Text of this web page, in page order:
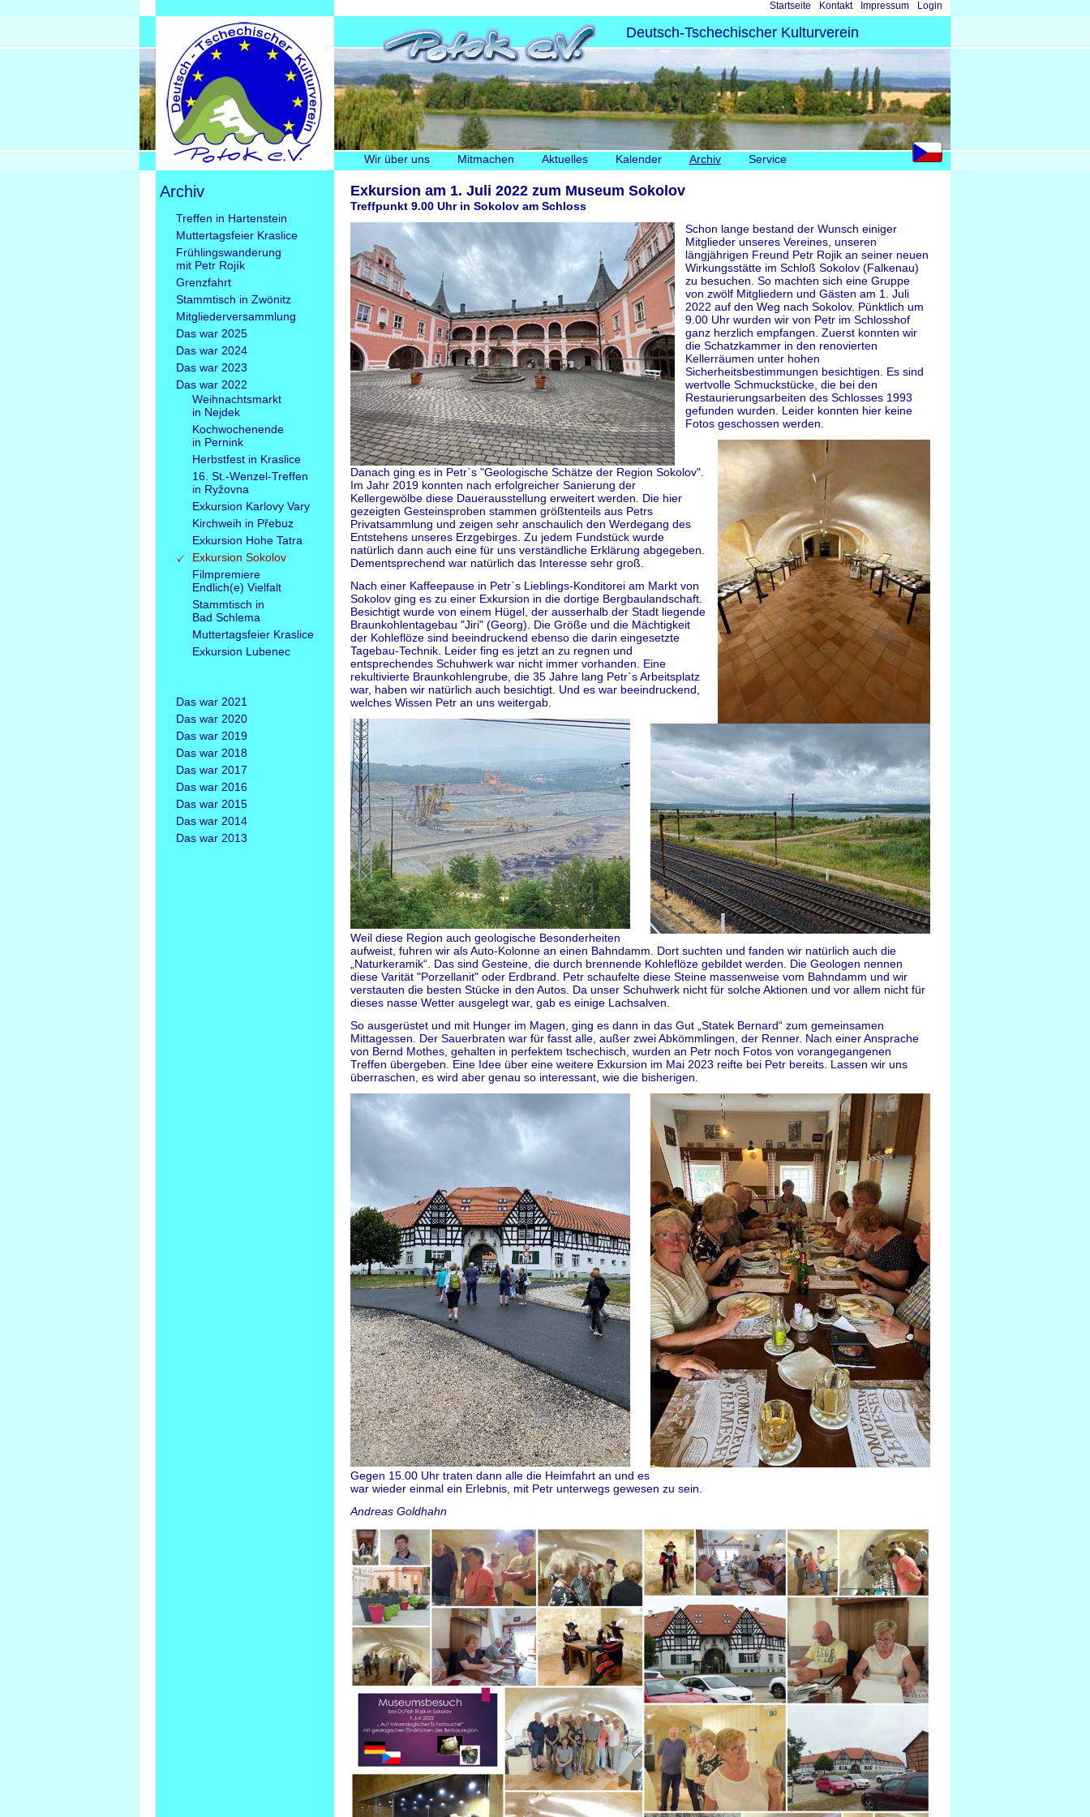
Navigation
überspringen
Wir über uns Mitmachen Aktuelles Kalender Archiv Service
Deutsch-Tschechischer Kulturverein
Navigation
überspringen
Login
Impressum
Kontakt
Startseite
Exkursion am 1. Juli 2022 zum Museum Sokolov
Treffpunkt 9.00 Uhr in Sokolov am Schloss
Schon lange bestand der Wunsch einiger
Mitglieder unseres Vereines, unseren
längjährigen Freund Petr Rojik an seiner neuen
Wirkungsstätte im Schloß Sokolov (Falkenau)
zu besuchen. So machten sich eine Gruppe
von zwölf Mitgliedern und Gästen am 1. Juli
2022 auf den Weg nach Sokolov. Pünktlich um
9.00 Uhr wurden wir von Petr im Schlosshof
ganz herzlich empfangen. Zuerst konnten wir
die Schatzkammer in den renovierten
Kellerräumen unter hohen
Sicherheitsbestimmungen besichtigen. Es sind
wertvolle Schmuckstücke, die bei den
Restaurierungsarbeiten des Schlosses 1993
gefunden wurden. Leider konnten hier keine
Fotos geschossen werden.
Danach ging es in Petr`s "Geologische Schätze der Region Sokolov".
Im Jahr 2019 konnten nach erfolgreicher Sanierung der
Kellergewölbe diese Dauerausstellung erweitert werden. Die hier
gezeigten Gesteinsproben stammen größtenteils aus Petrs
Privatsammlung und zeigen sehr anschaulich den Werdegang des
Entstehens unseres Erzgebirges. Zu jedem Fundstück wurde
natürlich dann auch eine für uns verständliche Erklärung abgegeben.
Dementsprechend war natürlich das Interesse sehr groß.
Nach einer Kaffeepause in Petr`s Lieblings-Konditorei am Markt von
Sokolov ging es zu einer Exkursion in die dortige Bergbaulandschaft.
Besichtigt wurde von einem Hügel, der ausserhalb der Stadt liegende
Braunkohlentagebau "Jiri" (Georg). Die Größe und die Mächtigkeit
der Kohleflöze sind beeindruckend ebenso die darin eingesetzte
Tagebau-Technik. Leider fing es jetzt an zu regnen und
entsprechendes Schuhwerk war nicht immer vorhanden. Eine
rekultivierte Braunkohlengrube, die 35 Jahre lang Petr`s Arbeitsplatz
war, haben wir natürlich auch besichtigt. Und es war beeindruckend,
welches Wissen Petr an uns weitergab.
Weil diese Region auch geologische Besonderheiten
aufweist, fuhren wir als Auto-Kolonne an einen Bahndamm. Dort suchten und fanden wir natürlich auch die
„Naturkeramik“. Das sind Gesteine, die durch brennende Kohleflöze gebildet werden. Die Geologen nennen
diese Varität "Porzellanit" oder Erdbrand. Petr schaufelte diese Steine massenweise vom Bahndamm und wir
verstauten die besten Stücke in den Autos. Da unser Schuhwerk nicht für solche Aktionen und vor allem nicht für
dieses nasse Wetter ausgelegt war, gab es einige Lachsalven.
So ausgerüstet und mit Hunger im Magen, ging es dann in das Gut „Statek Bernard“ zum gemeinsamen
Mittagessen. Der Sauerbraten war für fasst alle, außer zwei Abkömmlingen, der Renner. Nach einer Ansprache
von Bernd Mothes, gehalten in perfektem tschechisch, wurden an Petr noch Fotos von vorangegangenen
Treffen übergeben. Eine Idee über eine weitere Exkursion im Mai 2023 reifte bei Petr bereits. Lassen wir uns
überraschen, es wird aber genau so interessant, wie die bisherigen.
Gegen 15.00 Uhr traten dann alle die Heimfahrt an und es
war wieder einmal ein Erlebnis, mit Petr unterwegs gewesen zu sein.
Andreas Goldhahn
Archiv
Navigation
überspringen
Treffen in Hartenstein
Muttertagsfeier Kraslice
Frühlingswanderung
mit Petr Rojík
Grenzfahrt
Stammtisch in Zwönitz
Mitgliederversammlung
Das war 2025
Das war 2024
Das war 2023
Das war 2022
Weihnachtsmarkt
in Nejdek
Kochwochenende
in Pernink
Herbstfest in Kraslice
16. St.-Wenzel-Treffen
in Ryžovna
Exkursion Karlovy Vary
Kirchweih in Přebuz
Exkursion Hohe Tatra
Exkursion Sokolov
Filmpremiere
Endlich(e) Vielfalt
Stammtisch in
Bad Schlema
Muttertagsfeier Kraslice
Exkursion Lubenec
Das war 2021
Das war 2020
Das war 2019
Das war 2018
Das war 2017
Das war 2016
Das war 2015
Das war 2014
Das war 2013